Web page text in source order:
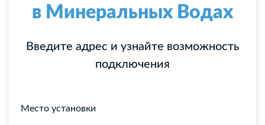
в Минеральных Водах
Введите адрес и узнайте возможность
подключения
Место установки